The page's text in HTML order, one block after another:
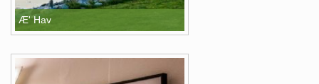
Æ' Hav